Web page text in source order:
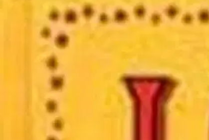
Psykologia, filosofia ja kasvatustiede
Holitzka, I Ching - avain muutokseen
Tuotekuvat- ja videot
Ohita tuotekuva
Asiakasomistaja-alennus -15 %
Avaa kuva suurempana
Karusellin nuolipainikkeet